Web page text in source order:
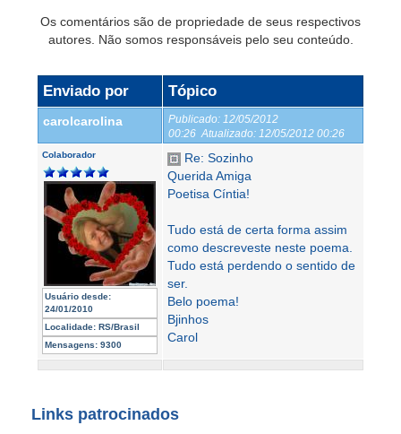
Os comentários são de propriedade de seus respectivos
autores. Não somos responsáveis pelo seu conteúdo.
Enviado por Tópico
carolcarolina Publicado: 12/05/2012
00:26 Atualizado: 12/05/2012 00:26
Colaborador
Usuário desde:
24/01/2010
Localidade: RS/Brasil
Mensagens: 9300
Re: Sozinho
Querida Amiga
Poetisa Cíntia!
Tudo está de certa forma assim
como descreveste neste poema.
Tudo está perdendo o sentido de
ser.
Belo poema!
Bjinhos
Carol
Links patrocinados